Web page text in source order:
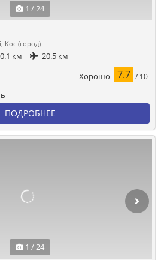
1 / 24
Кос (город)
0.1 км
20.5 км
Хорошо 7.7 / 10
ПОДРОБНЕЕ
1 / 24